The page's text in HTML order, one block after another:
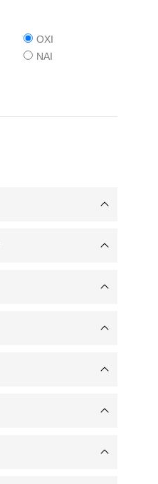
ΟΧΙ
ΝΑΙ